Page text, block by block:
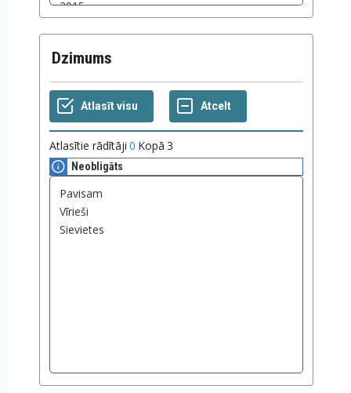
Dzimums
Atlasītie rādītāji 0 Kopā 3
Neobligāts